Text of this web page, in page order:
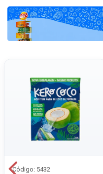
Código: 5432